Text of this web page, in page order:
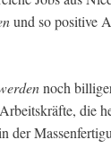
und so positive
noch
die
der